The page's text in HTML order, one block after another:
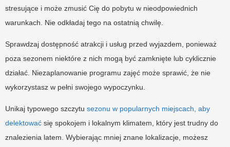
stresujące i może zmusić Cię do pobytu w nieodpowiednich
warunkach. Nie odkładaj tego na ostatnią chwilę.
Sprawdzaj dostępność atrakcji i usług przed wyjazdem, ponieważ
poza sezonem niektóre z nich mogą być zamknięte lub cyklicznie
działać. Niezaplanowanie programu zajęć może sprawić, że nie
wykorzystasz w pełni swojego wypoczynku.
Unikaj typowego szczytu sezonu w popularnych miejscach, aby
delektować się spokojem i lokalnym klimatem, który jest trudny do
znalezienia latem. Wybierając mniej znane lokalizacje, możesz